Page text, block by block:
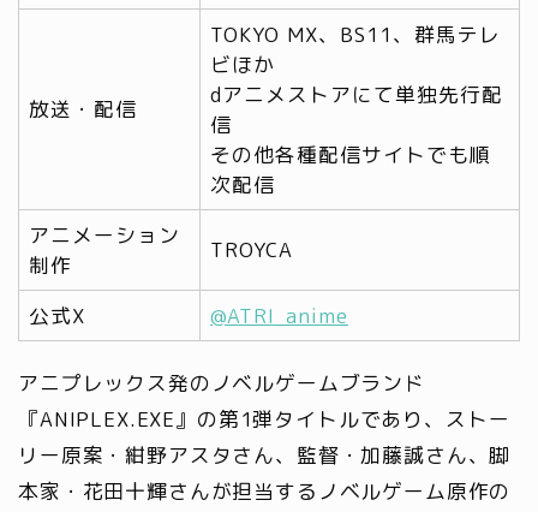
放送・配信
TOKYO MX、BS11、群馬テレ
ビほか
dアニメストアにて単独先行配
信
その他各種配信サイトでも順
次配信
アニメーション
制作
TROYCA
公式X @ATRI_anime
アニプレックス発のノベルゲームブランド
『ANIPLEX.EXE』の第1弾タイトルであり、ストー
リー原案・紺野アスタさん、監督・加藤誠さん、脚
本家・花田十輝さんが担当するノベルゲーム原作の